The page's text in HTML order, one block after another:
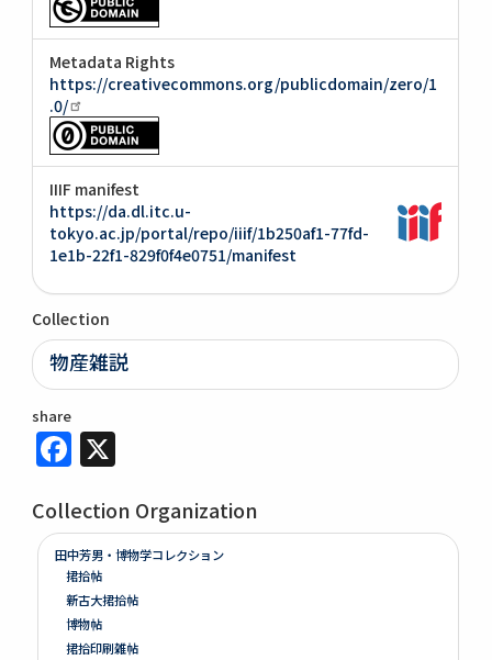
Metadata Rights
https://creativecommons.org/publicdomain/zero/1
.0/
IIIF manifest
https://da.dl.itc.u-
tokyo.ac.jp/portal/repo/iiif/1b250af1-77fd-
1e1b-22f1-829f0f4e0751/manifest
Collection
物産雑説
share
Facebook
Collection Organization
田中芳男・博物学コレクション
捃拾帖
新古大捃拾帖
博物帖
捃拾印刷雑帖